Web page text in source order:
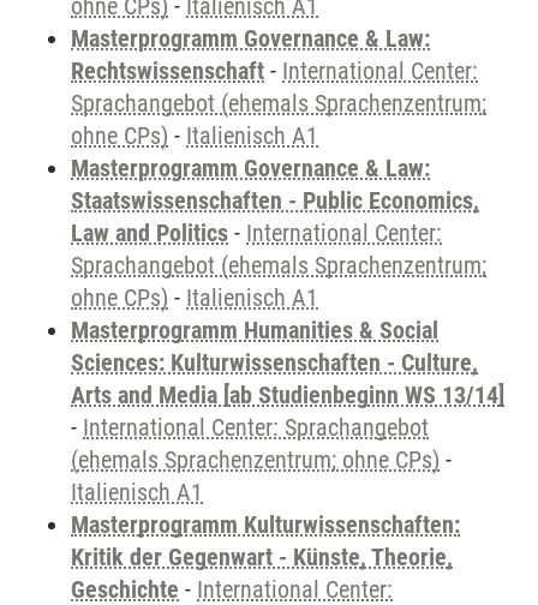
ohne CPs) - Italienisch A1
Masterprogramm Governance & Law:
Rechtswissenschaft - International Center:
Sprachangebot (ehemals Sprachenzentrum;
ohne CPs) - Italienisch A1
Masterprogramm Governance & Law:
Staatswissenschaften - Public Economics,
Law and Politics - International Center:
Sprachangebot (ehemals Sprachenzentrum;
ohne CPs) - Italienisch A1
Masterprogramm Humanities & Social
Sciences: Kulturwissenschaften - Culture,
Arts and Media [ab Studienbeginn WS 13/14]
- International Center: Sprachangebot
(ehemals Sprachenzentrum; ohne CPs) -
Italienisch A1
Masterprogramm Kulturwissenschaften:
Kritik der Gegenwart - Künste, Theorie,
Geschichte - International Center: